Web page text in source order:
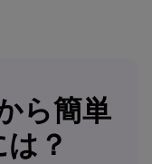
ら簡単
？